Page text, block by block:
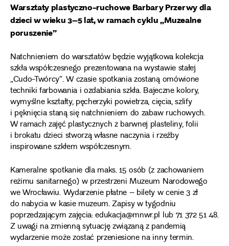
Warsztaty plastyczno-ruchowe Barbary Przerwy dla
dzieci w wieku 3–5 lat, w ramach cyklu „Muzealne
poruszenie”
Natchnieniem do warsztatów będzie wyjątkowa kolekcja
szkła współczesnego prezentowana na wystawie stałej
„Cudo-Twórcy”. W czasie spotkania zostaną omówione
techniki farbowania i ozdabiania szkła. Bajeczne kolory,
wymyślne kształty, pęcherzyki powietrza, cięcia, szlify
i pęknięcia staną się natchnieniem do zabaw ruchowych.
W ramach zajęć plastycznych z barwnej plasteliny, folii
i brokatu dzieci stworzą własne naczynia i rzeźby
inspirowane szkłem współczesnym.
Kameralne spotkanie dla maks. 15 osób (z zachowaniem
reżimu sanitarnego) w przestrzeni Muzeum Narodowego
we Wrocławiu. Wydarzenie płatne – bilety w cenie 3 zł
do nabycia w kasie muzeum. Zapisy w tygodniu
poprzedzającym zajęcia: edukacja@mnwr.pl lub 71 372 51 48.
Z uwagi na zmienną sytuację związaną z pandemią
wydarzenie może zostać przeniesione na inny termin.